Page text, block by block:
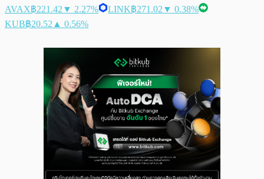
AVAX฿221.42 ▼ 2.27% LINK฿271.02 ▼ 0.38%
KUB฿20.52 ▲ 0.56%